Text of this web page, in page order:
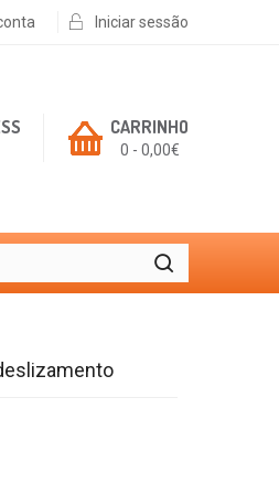
Iniciar sessão
CARRINHO
0 - 0,00€